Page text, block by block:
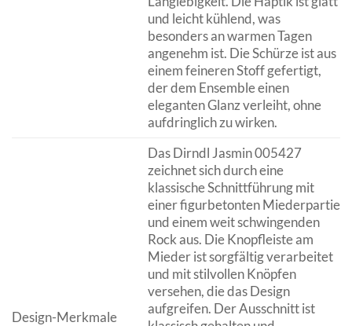
und leicht kühlend, was
besonders an warmen Tagen
angenehm ist. Die Schürze ist aus
einem feineren Stoff gefertigt,
der dem Ensemble einen
eleganten Glanz verleiht, ohne
aufdringlich zu wirken.
Design-Merkmale
Das Dirndl Jasmin 005427
zeichnet sich durch eine
klassische Schnittführung mit
einer figurbetonten Miederpartie
und einem weit schwingenden
Rock aus. Die Knopfleiste am
Mieder ist sorgfältig verarbeitet
und mit stilvollen Knöpfen
versehen, die das Design
aufgreifen. Der Ausschnitt ist